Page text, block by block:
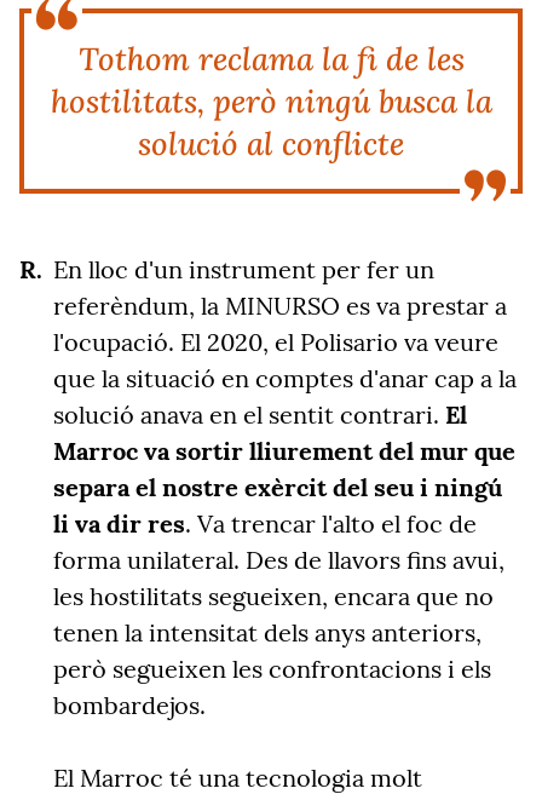
Tothom reclama la fi de les
hostilitats, però ningú busca la
solució al conflicte
En lloc d'un instrument per fer un
referèndum, la MINURSO es va prestar a
l'ocupació. El 2020, el Polisario va veure
que la situació en comptes d'anar cap a la
solució anava en el sentit contrari. El
Marroc va sortir lliurement del mur que
separa el nostre exèrcit del seu i ningú
li va dir res. Va trencar l'alto el foc de
forma unilateral. Des de llavors fins avui,
les hostilitats segueixen, encara que no
tenen la intensitat dels anys anteriors,
però segueixen les confrontacions i els
bombardejos.
El Marroc té una tecnologia molt